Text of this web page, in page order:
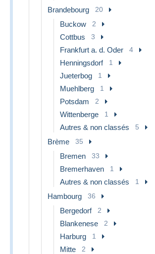
Brandebourg 20
Buckow 2
Cottbus 3
Frankfurt a. d. Oder 4
Henningsdorf 1
Jueterbog 1
Muehlberg 1
Potsdam 2
Wittenberge 1
Autres & non classés 5
Brème 35
Bremen 33
Bremerhaven 1
Autres & non classés 1
Hambourg 36
Bergedorf 2
Blankenese 2
Harburg 1
Mitte 2